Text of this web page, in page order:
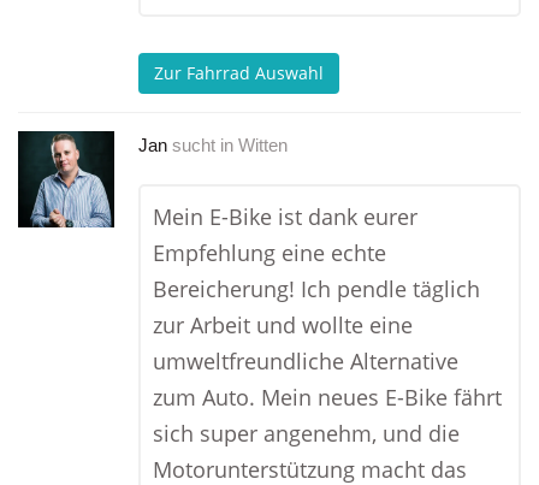
Zur Fahrrad Auswahl
Jan sucht in Witten
Mein E-Bike ist dank eurer
Empfehlung eine echte
Bereicherung! Ich pendle täglich
zur Arbeit und wollte eine
umweltfreundliche Alternative
zum Auto. Mein neues E-Bike fährt
sich super angenehm, und die
Motorunterstützung macht das